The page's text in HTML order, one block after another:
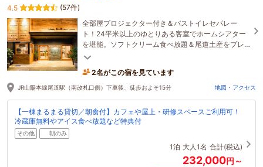
4.5
(57件)
全部屋プロジェクター付き＆バストイレセパレー
ト！24平米以上のゆとりある客室でホームシアター
を堪能。ソフトクリーム食べ放題＆尾道土産をプレ
ゼントの2大特典！千光寺を望む屋上で自慢のお料理
2名がこの宿を見ています
JR山陽本線尾道駅（南改札口側）下車後、徒歩およそ15分 地図・アクセス
【一棟まるまる貸切／朝食付】カフェや屋上・研修スペースご利用可！
冷蔵庫無料やアイス食べ放題など特典付
その他 朝のみ
1泊 大人1名 合計(税込)
232,000円～